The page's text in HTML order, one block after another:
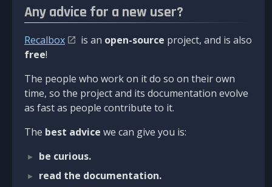
Any advice for a new user?
Recalbox is an open-source project, and is also
free!
The people who work on it do so on their own
time, so the project and its documentation evolve
as fast as people contribute to it.
The best advice we can give you is:
be curious.
read the documentation.